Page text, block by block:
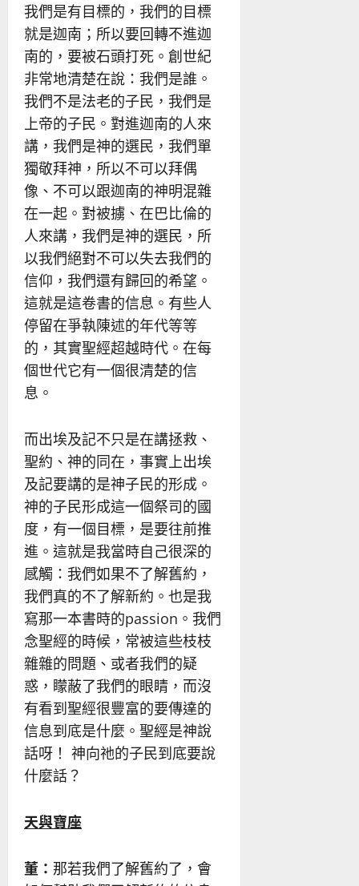
我們是有目標的，我們的目標
就是迦南；所以要回轉不進迦
南的，要被石頭打死。創世紀
非常地清楚在說：我們是誰。
我們不是法老的子民，我們是
上帝的子民。對進迦南的人來
講，我們是神的選民，我們單
獨敬拜神，所以不可以拜偶
像、不可以跟迦南的神明混雜
在一起。對被擄、在巴比倫的
人來講，我們是神的選民，所
以我們絕對不可以失去我們的
信仰，我們還有歸回的希望。
這就是這卷書的信息。有些人
停留在爭執陳述的年代等等
的，其實聖經超越時代。在每
個世代它有一個很清楚的信
息。
而出埃及記不只是在講拯救、
聖約、神的同在，事實上出埃
及記要講的是神子民的形成。
神的子民形成這一個祭司的國
度，有一個目標，是要往前推
進。這就是我當時自己很深的
感觸：我們如果不了解舊約，
我們真的不了解新約。也是我
寫那一本書時的passion。我們
念聖經的時候，常被這些枝枝
雜雜的問題、或者我們的疑
惑，矇蔽了我們的眼睛，而沒
有看到聖經很豐富的要傳達的
信息到底是什麼。聖經是神說
話呀！ 神向祂的子民到底要說
什麼話？
天與寶座
董： 那若我們了解舊約了，會